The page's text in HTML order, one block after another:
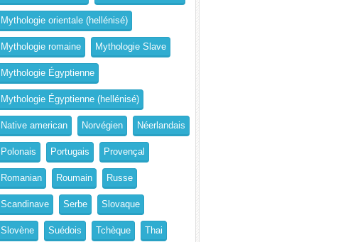
Mythologie orientale (hellénisé)
Mythologie romaine Mythologie Slave
Mythologie Égyptienne
Mythologie Égyptienne (hellénisé)
Native american Norvégien Néerlandais
Polonais Portugais Provençal
Romanian Roumain Russe
Scandinave Serbe Slovaque
Slovène Suédois Tchèque Thai